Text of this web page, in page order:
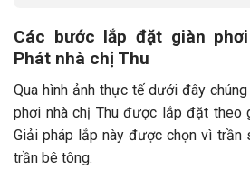
Các bước lắp đặt giàn
Phát nhà chị Thu
Qua hình ảnh thực tế dưới đây
phơi nhà chị Thu được lắp đặt theo
Giải pháp lắp này được chọn vì trần
trần bê tông.